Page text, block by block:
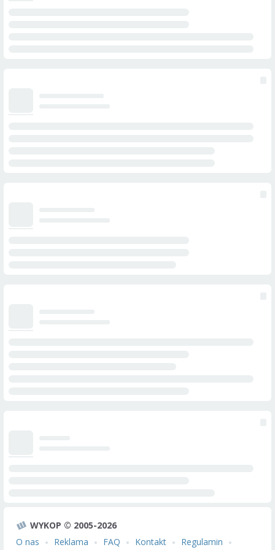
WYKOP © 2005-2026
O nas
Reklama FAQ Kontakt
Regulamin